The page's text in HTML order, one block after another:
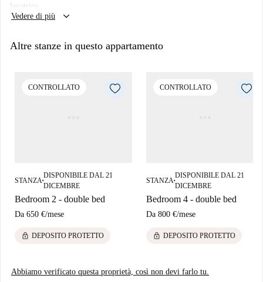
lavatrice.
Vedere di più
keyboard_arrow_down
Altre stanze in questo appartamento
CONTROLLATO
STANZA ■
DISPONIBILE DAL 21
DICEMBRE
Bedroom 2 - double bed
Da 650 €/mese
lock DEPOSITO PROTETTO
CONTROLLATO
STANZA ■
DISPONIBILE DAL 21
DICEMBRE
Bedroom 4 - double bed
Da 800 €/mese
lock DEPOSITO PROTETTO
Abbiamo verificato questa proprietà, così non devi farlo tu.